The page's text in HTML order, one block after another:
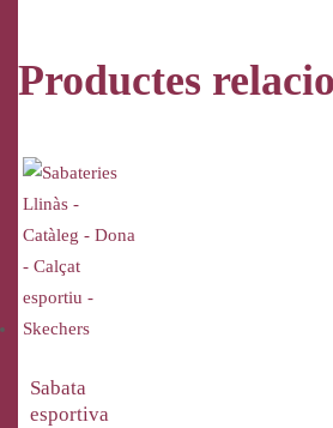
Productes
Sabata
esportiva